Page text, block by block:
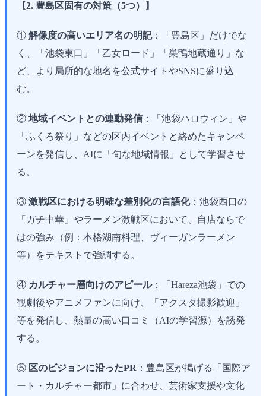
【2. 豊島区固有の対策（5つ）】
① 解像度の高いエリア名の明記：「豊島区」だけでな
く、「池袋東口」「乙女ロード」「巣鴨地蔵通り」な
ど、より局所的な地名を公式サイトやSNSに盛り込
む。
② 地域イベントとの連動発信 ：「池袋ハロウィン」や
「ふくろ祭り」などの区内イベントと絡めたキャンペ
ーンを発信し、AIに「旬な地域情報」として学習させ
る。
③ 激戦区における明確な差別化の言語化：池袋西口の
「ガチ中華」やラーメン激戦区において、自店ならで
はの強み（例：本格湖南料理、ヴィーガンラーメン
等）をテキストで強調する。
④ カルチャー層向けのアピール：「Hareza池袋」での
観劇後やアニメファンに向け、「アクスタ撮影歓迎」
等を発信し、熱量の高い口コミ（AIの学習源）を誘発
する。
⑤ 区のビジョンに沿ったPR ：豊島区が掲げる「国際ア
ート・カルチャー都市」に合わせ、芸術家支援や文化